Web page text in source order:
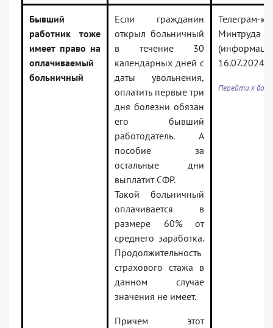
Бывший
работник тоже
имеет право на
оплачиваемый
больничный
Если гражданин
открыл больничный
в течение 30
календарных дней с
даты увольнения,
оплатить первые три
дня болезни обязан
его бывший
работодатель. А
пособие за
остальные дни
выплатит СФР.
Такой больничный
оплачивается в
размере 60% от
среднего заработка.
Продолжительность
страхового стажа в
данном случае
значения не имеет.
Причем этот
Телеграм-
Минтруда
16.07.2024)
Перейти к